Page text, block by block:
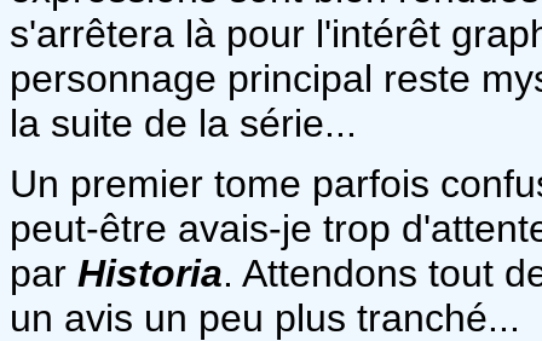
s'arrêtera là pour l'intérêt
personnage principal reste
la suite de la série...
Un premier tome parfois
peut-être avais-je trop
par Historia. Attendons tout
un avis un peu plus tranché...